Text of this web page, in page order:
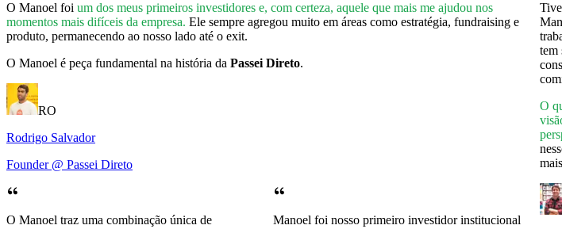
O Manoel foi um dos meus primeiros investidores e, com certeza, aquele que mais me ajudou nos
momentos mais difíceis da empresa. Ele sempre agregou muito em áreas como estratégia, fundraising e
produto, permanecendo ao nosso lado até o exit.
O Manoel é peça fundamental na história da Passei Direto.
RO
Rodrigo Salvador
Founder @ Passei Direto
tem
O
O Manoel traz uma combinação única de
Manoel foi nosso primeiro investidor institucional